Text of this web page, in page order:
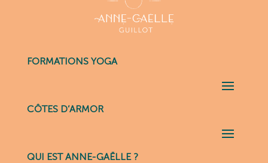
FORMATIONS YOGA
CÔTES D’ARMOR
QUI EST ANNE-GAËLLE ?